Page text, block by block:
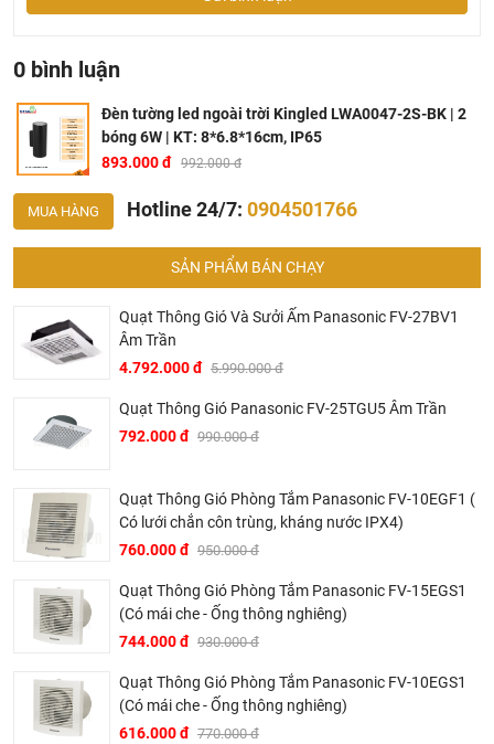
0 bình luận
Đèn tường led ngoài trời Kingled LWA0047-2S-BK | 2
bóng 6W | KT: 8*6.8*16cm, IP65
893.000 đ 992.000 đ
MUA HÀNG Hotline 24/7: 0904501766
SẢN PHẨM BÁN CHẠY
Quạt Thông Gió Và Sưởi Ấm Panasonic FV-27BV1
Âm Trần
4.792.000 đ 5.990.000 đ
Quạt Thông Gió Panasonic FV-25TGU5 Âm Trần
792.000 đ 990.000 đ
Quạt Thông Gió Phòng Tắm Panasonic FV-10EGF1 (
Có lưới chắn côn trùng, kháng nước IPX4)
760.000 đ 950.000 đ
Quạt Thông Gió Phòng Tắm Panasonic FV-15EGS1
(Có mái che - Ống thông nghiêng)
744.000 đ 930.000 đ
Quạt Thông Gió Phòng Tắm Panasonic FV-10EGS1
(Có mái che - Ống thông nghiêng)
616.000 đ 770.000 đ